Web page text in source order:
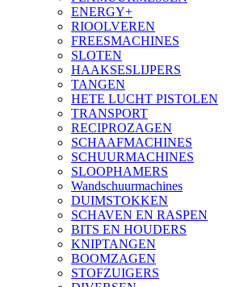
ENERGY+
RIOOLVEREN
FREESMACHINES
SLOTEN
HAAKSESLIJPERS
TANGEN
HETE LUCHT PISTOLEN
TRANSPORT
RECIPROZAGEN
SCHAAFMACHINES
SCHUURMACHINES
SLOOPHAMERS
Wandschuurmachines
DUIMSTOKKEN
SCHAVEN EN RASPEN
BITS EN HOUDERS
KNIPTANGEN
BOOMZAGEN
STOFZUIGERS